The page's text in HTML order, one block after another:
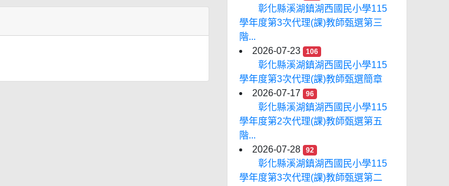
彰化縣溪湖鎮湖西國民小學115
學年度第3次代理(課)教師甄選第三
階...
2026-07-23
106
彰化縣溪湖鎮湖西國民小學115
學年度第3次代理(課)教師甄選簡章
2026-07-17
96
彰化縣溪湖鎮湖西國民小學115
學年度第2次代理(課)教師甄選第五
階...
2026-07-28
92
彰化縣溪湖鎮湖西國民小學115
學年度第3次代理(課)教師甄選第二